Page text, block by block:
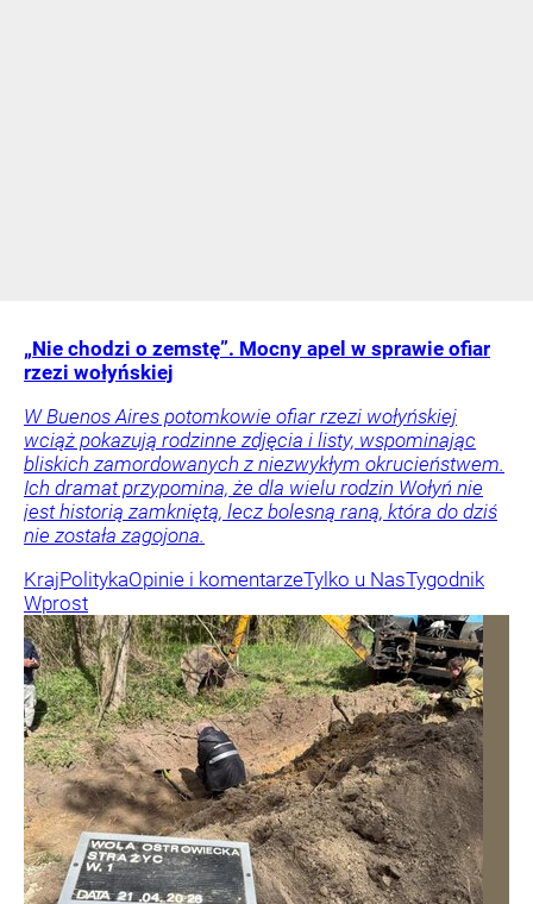
„Nie chodzi o zemstę”. Mocny apel w sprawie ofiar
rzezi wołyńskiej
W Buenos Aires potomkowie ofiar rzezi wołyńskiej
wciąż pokazują rodzinne zdjęcia i listy, wspominając
bliskich zamordowanych z niezwykłym okrucieństwem.
Ich dramat przypomina, że dla wielu rodzin Wołyń nie
jest historią zamkniętą, lecz bolesną raną, która do dziś
nie została zagojona.
KrajPolitykaOpinie i komentarzeTylko u NasTygodnik
Wprost